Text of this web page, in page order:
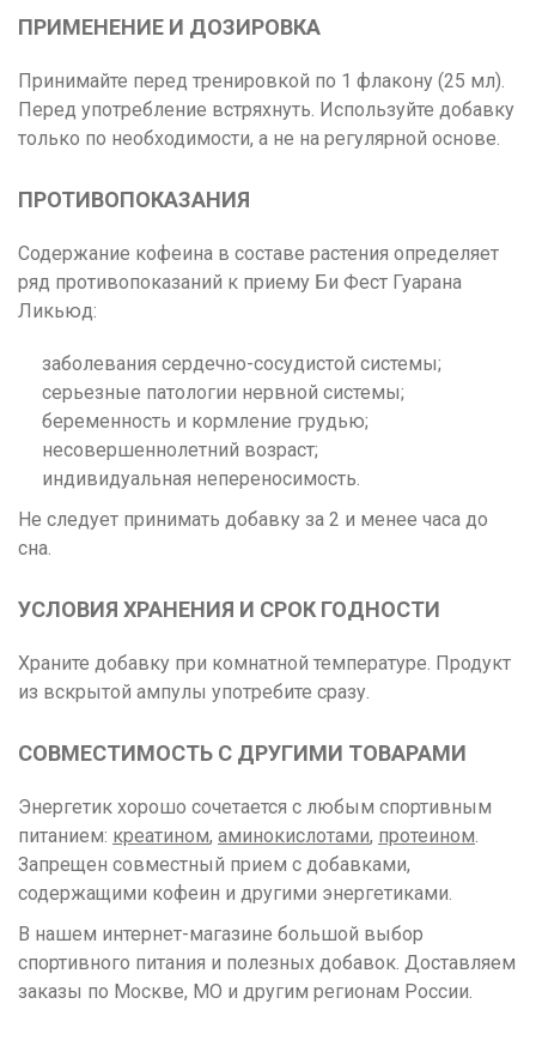
ПРИМЕНЕНИЕ И ДОЗИРОВКА
Принимайте перед тренировкой по 1 флакону (25 мл).
Перед употребление встряхнуть. Используйте добавку
только по необходимости, а не на регулярной основе.
ПРОТИВОПОКАЗАНИЯ
Содержание кофеина в составе растения определяет
ряд противопоказаний к приему Би Фест Гуарана
Ликьюд:
заболевания сердечно-сосудистой системы;
серьезные патологии нервной системы;
беременность и кормление грудью;
несовершеннолетний возраст;
индивидуальная непереносимость.
Не следует принимать добавку за 2 и менее часа до
сна.
УСЛОВИЯ ХРАНЕНИЯ И СРОК ГОДНОСТИ
Храните добавку при комнатной температуре. Продукт
из вскрытой ампулы употребите сразу.
СОВМЕСТИМОСТЬ С ДРУГИМИ ТОВАРАМИ
Энергетик хорошо сочетается с любым спортивным
питанием: креатином, аминокислотами, протеином.
Запрещен совместный прием с добавками,
содержащими кофеин и другими энергетиками.
В нашем интернет-магазине большой выбор
спортивного питания и полезных добавок. Доставляем
заказы по Москве, МО и другим регионам России.